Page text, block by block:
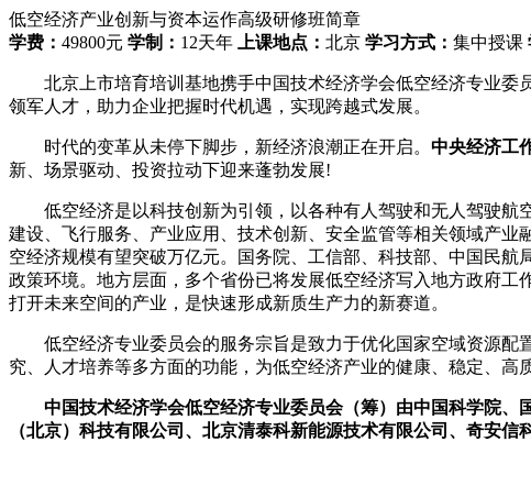
低空经济产业创新与资本运作高级研修班简章
学费： 49800元 学制： 12天年 上课地点： 北京 学习方式： 集中授课
北京上市培育培训基地携手中国技术经济学会低空经济专业委
领军人才，助力企业把握时代机遇，实现跨越式发展。
时代的变革从未停下脚步，新经济浪潮正在开启。 中央经济工
新、场景驱动、投资拉动下迎来蓬勃发展!
低空经济是以科技创新为引领，以各种有人驾驶和无人驾驶航
建设、飞行服务、产业应用、技术创新、安全监管等相关领域产业
空经济规模有望突破万亿元。国务院、工信部、科技部、中国民
政策环境。地方层面，多个省份已将发展低空经济写入地方政府
打开未来空间的产业，是快速形成新质生产力的新赛道。
低空经济专业委员会的服务宗旨是致力于优化国家空域资源配
究、人才培养等多方面的功能，为低空经济产业的健康、稳定、高
中国技术经济学会低空经济专业委员会（筹）由中国科学院
（北京）科技有限公司、北京清泰科新能源技术有限公司、奇安